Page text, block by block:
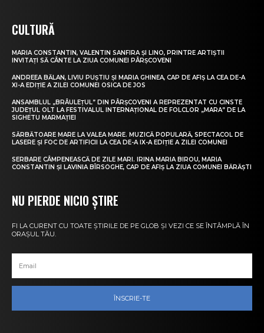
CULTURĂ
MARIA CONSTANTIN, VALENTIN SANFIRA ȘI LINO, PRINTRE ARTIȘTII
INVITAȚI SĂ CÂNTE LA ZIUA COMUNEI PÂRȘCOVENI
ANDREEA BĂLAN, LIVIU PUȘTIU ȘI MARIA GHINEA, CAP DE AFIȘ LA CEA DE-A
XI-A EDIȚIE A ZILEI COMUNEI OSICA DE JOS
ANSAMBLUL „BRÂULEȚUL” DIN PÂRȘCOVENI A REPREZENTAT CU CINSTE
JUDEȚUL OLT LA FESTIVALUL INTERNAȚIONAL DE FOLCLOR „MARA” DE LA
SIGHETU MARMAȚIEI
SĂRBĂTOARE MARE LA VALEA MARE. MUZICĂ POPULARĂ, SPECTACOL DE
LASERE ȘI FOC DE ARTIFICII LA CEA DE-A IX-A EDIȚIE A ZILEI COMUNEI
SERBARE CÂMPENEASCĂ DE ZILE MARI. IRINA MARIA BIROU, MARIA
CONSTANTIN ȘI LAVINIA BÎRSOGHE, CAP DE AFIȘ LA ZIUA COMUNEI BĂRĂȘTI
NU PIERDE NICIO ȘTIRE
FI LA CURENT CU TOATE ȘTIRILE DE PE GLOB ȘI VEZI CE SE ÎNTÂMPLĂ ÎN
ORAȘUL TĂU.
ÎNSCRIE-TE